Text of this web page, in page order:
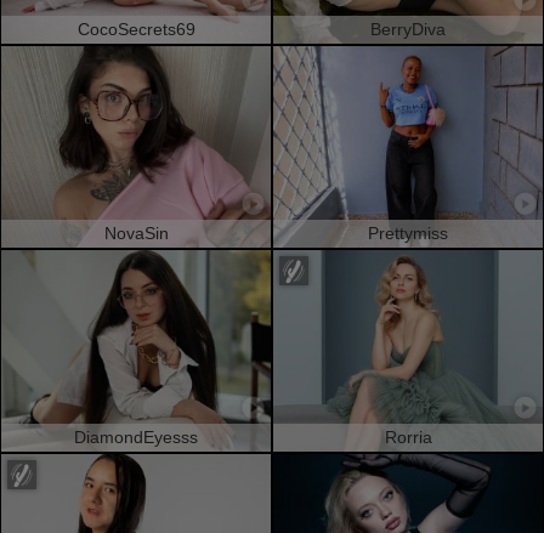
CocoSecrets69 BerryDiva
NovaSin Prettymiss
DiamondEyesss Rorria